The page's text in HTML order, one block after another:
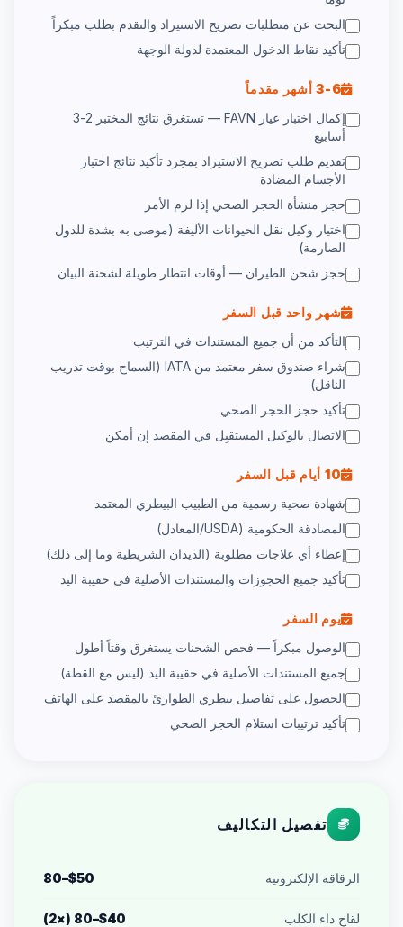
البحث عن متطلبات تصريح الاستيراد والتقدم بطلب مبكراً
تأكيد نقاط الدخول المعتمدة لدولة الوجهة
3-6 أشهر مقدماً
إكمال اختبار عيار FAVN — تستغرق نتائج المختبر 2-3
أسابيع
تقديم طلب تصريح الاستيراد بمجرد تأكيد نتائج اختبار
الأجسام المضادة
حجز منشأة الحجر الصحي إذا لزم الأمر
اختيار وكيل نقل الحيوانات الأليفة (موصى به بشدة للدول
الصارمة)
حجز شحن الطيران — أوقات انتظار طويلة لشحنة البيان
شهر واحد قبل السفر
التأكد من أن جميع المستندات في الترتيب
شراء صندوق سفر معتمد من IATA (السماح بوقت تدريب
الناقل)
تأكيد حجز الحجر الصحي
الاتصال بالوكيل المستقبِل في المقصد إن أمكن
10 أيام قبل السفر
شهادة صحية رسمية من الطبيب البيطري المعتمد
المصادقة الحكومية (USDA/المعادل)
إعطاء أي علاجات مطلوبة (الديدان الشريطية وما إلى ذلك)
تأكيد جميع الحجوزات والمستندات الأصلية في حقيبة اليد
يوم السفر
الوصول مبكراً — فحص الشحنات يستغرق وقتاً أطول
جميع المستندات الأصلية في حقيبة اليد (ليس مع القطة)
الحصول على تفاصيل بيطري الطوارئ بالمقصد على الهاتف
تأكيد ترتيبات استلام الحجر الصحي
تفصيل التكاليف
الرقاقة الإلكترونية $50–80
لقاح داء الكلب $40–80 (×2)